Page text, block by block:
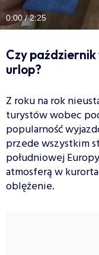
0:00 / 2:25
Czy
urlop?
Z roku na rok
turystów wobec
popularność
przede wszystkim
południowej
atmosferą w
oblężenie.